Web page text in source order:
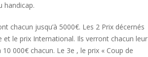
handicap.
chacun jusqu’à 5000€. Les 2 Prix décernés
et le prix International. Ils verront chacun leur
000€ chacun. Le 3e , le prix « Coup de